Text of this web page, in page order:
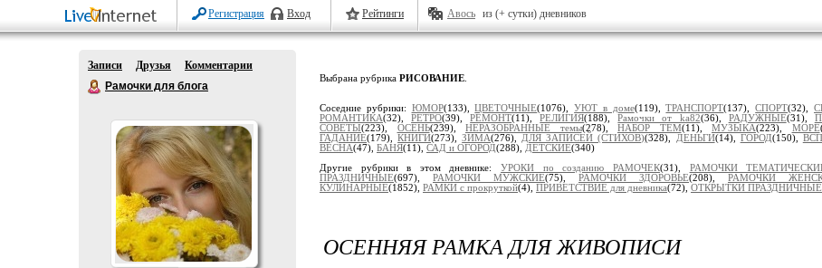
Регистрация Вход Рейтинги Авось из (+ сутки) дневников
Записи Друзья
Комментарии
Рамочки для блога
Выбрана рубрика РИСОВАНИЕ
Соседние рубрики: ЮМОР(133),ЦВЕТОЧНЫЕ(1076),УЮТ в доме(119),ТРАНСПОРТ(137),СПОРТ(32),
РОМАНТИКА(32),РЕТРО(39),РЕМОНТ(11),РЕЛИГИЯ(188),Рамочки от ka82(36), РАДУЖНЫЕ(31),
СОВЕТЫ(223), ОСЕНЬ(239), НЕРАЗОБРАННЫЕ темы(278), НАБОР ТЕМ(11), МУЗЫКА(223), МОРЕ
ГАДАНИЕ(179),КНИГИ(273),ЗИМА(276), ДЛЯ ЗАПИСЕЙ (СТИХОВ)(328), ДЕНЬГИ(14), ГОРОД(150),
ВЕСНА(47), БАНЯ(11), САД и ОГОРОД(288), ДЕТСКИЕ(340)
Другие рубрики в этом дневнике:УРОКИ по созданию РАМОЧЕК(31), РАМОЧКИ
ПРАЗДНИЧНЫЕ(697), РАМОЧКИ МУЖСКИЕ(75), РАМОЧКИ ЗДОРОВЬЕ(208), РАМОЧКИ
КУЛИНАРНЫЕ(1852), РАМКИ с прокруткой(4), ПРИВЕТСТВИЕ для дневника(72), ОТКРЫТКИ ПРАЗДНИЧНЫЕ
ОСЕННЯЯ РАМКА ДЛЯ ЖИВОПИСИ